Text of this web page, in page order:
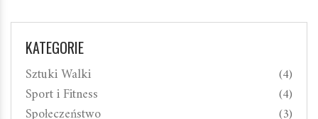
KATEGORIE
Sztuki Walki (4)
Sport i Fitness (4)
Społeczeństwo (3)